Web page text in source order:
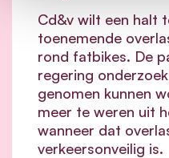
Cd&v wilt een halt
toenemende
rond fatbikes. De
regering
genomen kunnen
meer te weren uit
wanneer dat
verkeersonveilig is.